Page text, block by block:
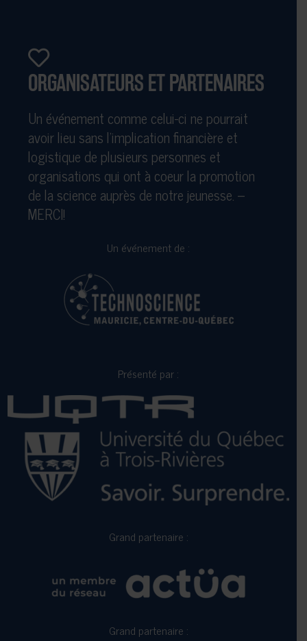
ORGANISATEURS ET PARTENAIRES
Un événement comme celui-ci ne pourrait
avoir lieu sans l’implication financière et
logistique de plusieurs personnes et
organisations qui ont à coeur la promotion
de la science auprès de notre jeunesse. –
MERCI!
Un événement de :
Présenté par :
Grand partenaire :
Grand partenaire :